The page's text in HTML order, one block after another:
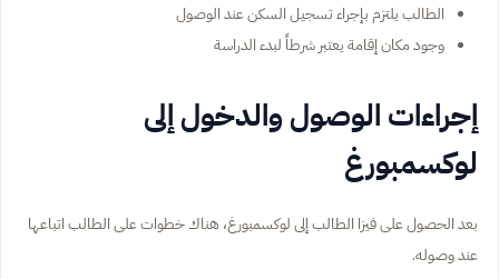
الطالب يلتزم بإجراء تسجيل السكن عند الوصول
وجود مكان إقامة يعتبر شرطاً لبدء الدراسة
إجراءات الوصول والدخول إلى
لوكسمبورغ
بعد الحصول على فيزا الطالب إلى لوكسمبورغ، هناك خطوات على الطالب اتباعها
عند وصوله.